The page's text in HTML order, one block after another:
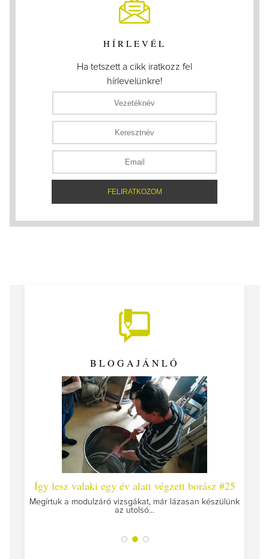
HÍRLEVÉL
Ha tetszett a cikk iratkozz fel
hírlevelünkre!
BLOGAJÁNLÓ
Így lesz valaki egy év alatt végzett borász #25
Megírtuk a modulzáró vizsgákat, már lázasan készülünk
az utolsó...